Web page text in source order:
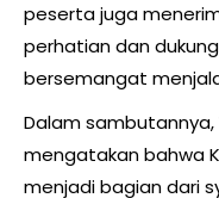
peserta juga
perhatian dan
bersemangat
Dalam sambutannya,
mengatakan bahwa
menjadi bagian dari